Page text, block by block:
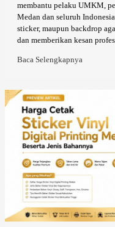
membantu pelaku UMKM,
Medan dan seluruh
sticker, maupun backdrop
dan memberikan kesan
Baca Selengkapnya